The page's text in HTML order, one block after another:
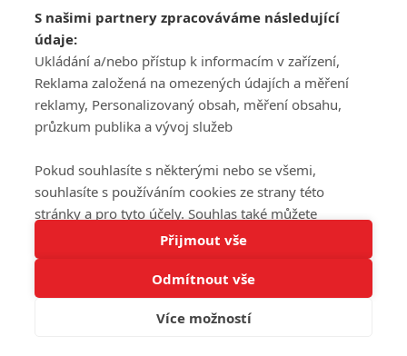
Tato stránka používá soubory cookies.
Rozumím
Šéfredaktorkou webu jePetr Slavík, e-mailserialy@fandimefilmu.cz
Máte-li zájem o inzerci na našem webu napište nám na e-mail
studio@koncal.com
Ochrana osobních údajů|Zásady používání cookies |Pravidla webu
Upravit nastavení soukromí
© 2016 – 2026 FandimeSerialum.cz / All rights reserved /
Koncal studio s.r.o., IČO: 03604071, Lýskova 2073/57, Stodůlky, 155
S našimi partnery zpracováváme následující
údaje:
Ukládání a/nebo přístup k informacím v zařízení,
Reklama založená na omezených údajích a měření
reklamy, Personalizovaný obsah, měření obsahu,
průzkum publika a vývoj služeb
Pokud souhlasíte s některými nebo se všemi,
souhlasíte s používáním cookies ze strany této
stránky a pro tyto účely. Souhlas také můžete
odmítnout, ale v takovém případě vám na stránce
nebudou k dispozici některé personalizované funkce.
Vaše volby souhlasu se budou vztahovat pouze na
tuto webovou stránku. Vaše nastavení a odvolání
souhlasu můžete kdykoli změnit na stránce s
Přijmout vše
Odmítnout vše
Více možností